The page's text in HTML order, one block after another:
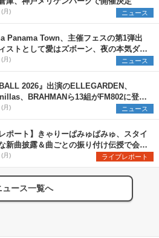
月) ニュース
Panama Town、主催フェスの第1弾出
ストとして愛はズボーン、夜の本気ダン
「plus∈you」のMVも公開に
月) ニュース
BALL 2026』出演のELLEGARDEN、
、BRAHMANら13組がFM802に登
アーティストの“渾身の1曲”をセレクト
月) ニュース
ポート】きゃりーぱみゅぱみゅ、スタイ
新曲披露＆曲ごとの振り付け伝授で会場
まくる！＜LuckyFes’26＞
月) ライブレポート
ュース一覧へ